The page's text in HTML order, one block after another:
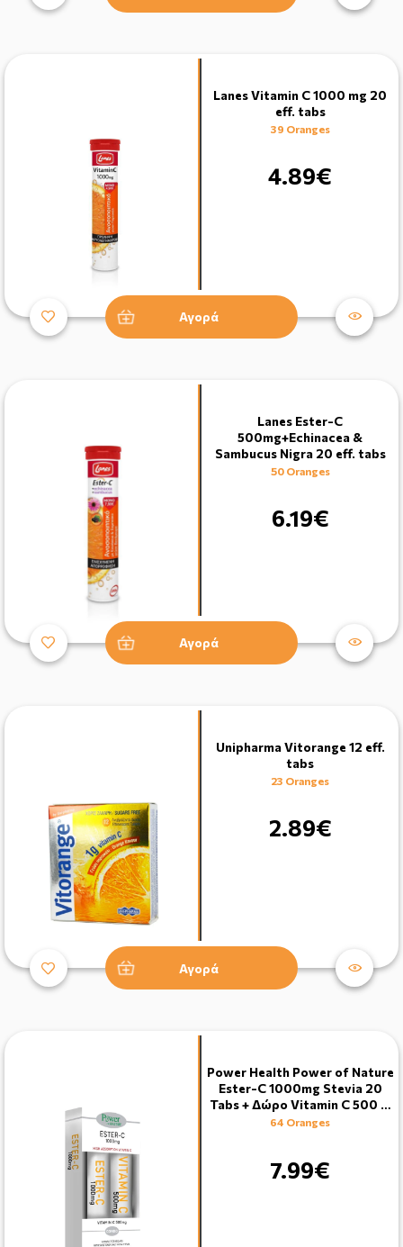
Lanes Vitamin C 1000 mg 20
eff. tabs
39 Oranges
4.89€
Αγορά
Lanes Ester-C
500mg+Echinacea &
Sambucus Nigra 20 eff. tabs
50 Oranges
6.19€
Αγορά
Unipharma Vitorange 12 eff.
tabs
23 Oranges
2.89€
Αγορά
Power Health Power of Nature
Ester-C 1000mg Stevia 20
Tabs + Δώρο Vitamin C 500 …
64 Oranges
7.99€